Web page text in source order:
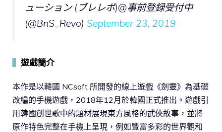
ューション (ブレレボ)@事前登録受付中
(@BnS_Revo) September 23, 2019
遊戲簡介
本作是以韓國 NCsoft 所開發的線上遊戲《劍靈》為基礎
改編的手機遊戲，2018年12月於韓國正式推出。遊戲引
用韓國創世歌中的題材展現東方風格的武俠故事，並將
原作特色完整在手機上呈現，例如豐富多彩的世界觀和